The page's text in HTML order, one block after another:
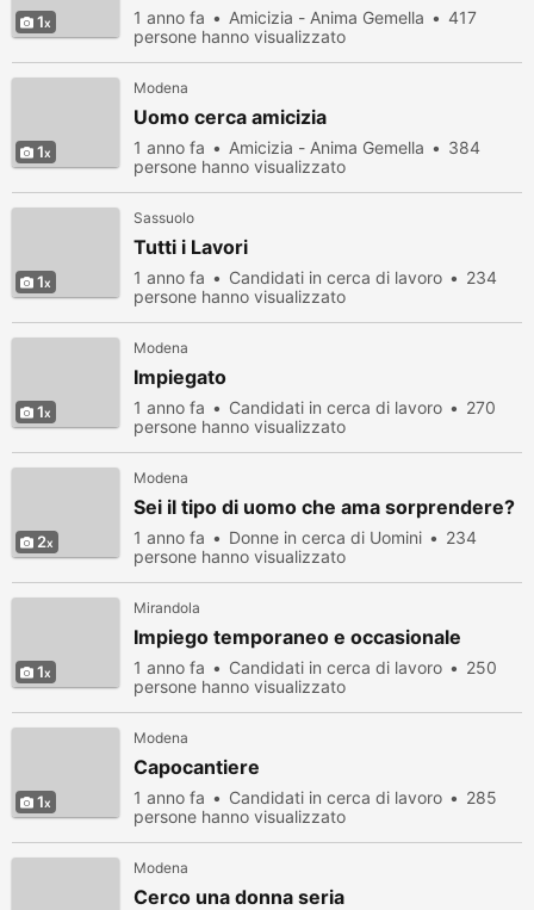
1 1 anno fa Amicizia - Anima Gemella
417
persone hanno visualizzato
1
Modena
Uomo cerca amicizia
1 anno fa Amicizia - Anima Gemella
384
persone hanno visualizzato
1
Sassuolo
Tutti i Lavori
1 anno fa Candidati in cerca di lavoro
234
persone hanno visualizzato
1
Modena
Impiegato
1 anno fa Candidati in cerca di lavoro
270
persone hanno visualizzato
2
Modena
Sei il tipo di uomo che ama sorprendere?
1 anno fa Donne in cerca di Uomini
234
persone hanno visualizzato
1
Mirandola
Impiego temporaneo e occasionale
1 anno fa Candidati in cerca di lavoro
250
persone hanno visualizzato
1
Modena
Capocantiere
1 anno fa Candidati in cerca di lavoro
285
persone hanno visualizzato
Modena
Cerco una donna seria